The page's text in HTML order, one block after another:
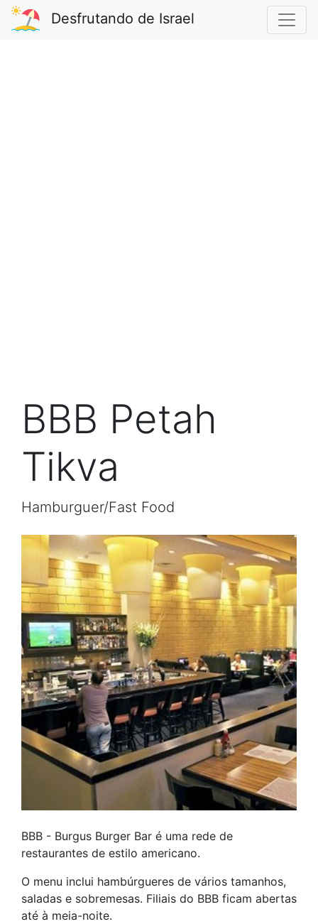
Desfrutando de Israel
BBB Petah
Tikva
Hamburguer/Fast Food
BBB - Burgus Burger Bar é uma rede de
restaurantes de estilo americano.
O menu inclui hambúrgueres de vários tamanhos,
saladas e sobremesas. Filiais do BBB ficam abertas
até à meia-noite.